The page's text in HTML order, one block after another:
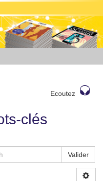
Ecoutez
clés
Valider